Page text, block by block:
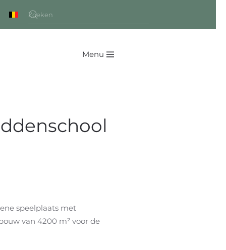
Menu
speelplaats met
van 4200 m² voor de